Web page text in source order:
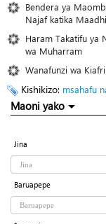
Bendera ya
Najaf katika
Haram Takatifu ya
wa Muharram
Wanafunzi wa
Kishikizo: msahafu
Maoni yako
Jina
Baruapepe